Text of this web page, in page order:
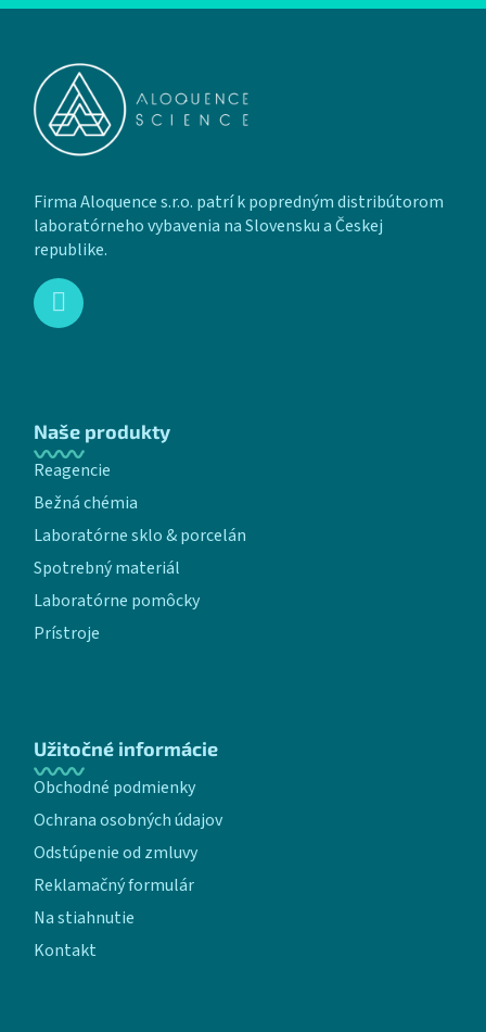
Firma Aloquence s.r.o. patrí k popredným distribútorom
laboratórneho vybavenia na Slovensku a Českej
republike.
Naše produkty
Reagencie
Bežná chémia
Laboratórne sklo & porcelán
Spotrebný materiál
Laboratórne pomôcky
Prístroje
Užitočné informácie
Obchodné podmienky
Ochrana osobných údajov
Odstúpenie od zmluvy
Reklamačný formulár
Na stiahnutie
Kontakt